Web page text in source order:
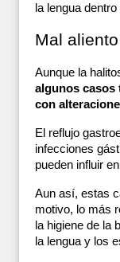
la lengua
Mal
Aunque la
algunos casos
con
El reflujo
infecciones
pueden influir
Aun así, estas
motivo, lo más
la higiene de la
la lengua y los